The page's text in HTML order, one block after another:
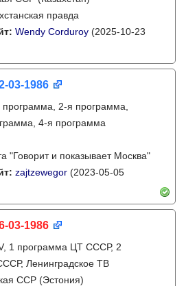
правда
Wendy Corduroy (2025-10-23
03-1986
программа, 2-я программа,
4-я программа
"Говорит и показывает Москва"
zajtzewegor (2023-05-05
03-1986
1 программа ЦТ СССР, 2
Ленинградское ТВ
ССР (Эстония)